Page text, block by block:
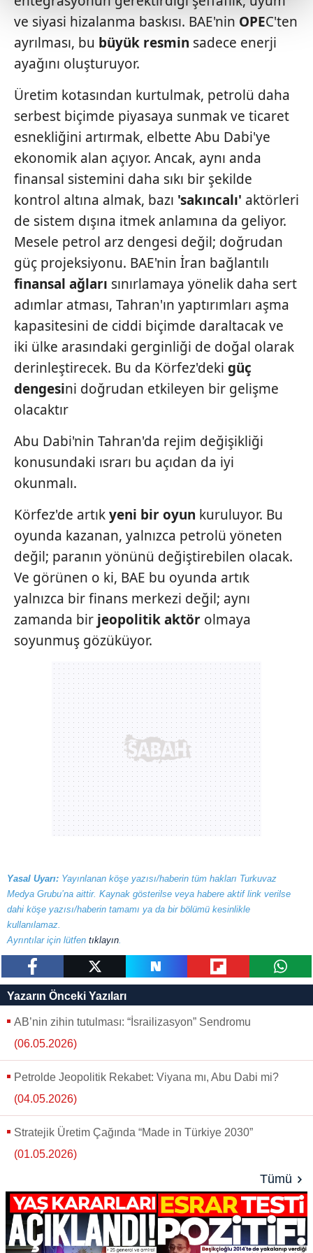
Her halükârda, kullanıcılar, bu çerezlere izin vermedikleri
takdirde, kullanıcılara hedefli reklamlar
gösterilmeyecektir."
Sizlere daha iyi bir hizmet sunabilmek için İnternet
Sitemizde kendimize ve üçüncü kişilere ait çerezler
kullanılmaktadır. Bu çerezler vasıtasıyla çeşitli kişisel
verileriniz işlenmekte olup gerekli olan çerezler bilgi
toplumu hizmetlerinin sunulması amacıyla
kullanılmaktadır. Diğer çerezler, sitemizin daha işlevsel
kılınması ve kişiselleştirilmesi ve sizlere yönelik
reklam/pazarlama faaliyetlerinin yapılması, amaçlarıyla
sınırlı olarak açık rızanız dahilinde kullanılacaktır.
Çerezlere ilişkin tercihlerinizi aşağıda yer alan panel
vasıtasıyla belirleyebilirsiniz. Çerezlere ilişkin detaylı bilgi
için Ayarlar butonuna tıklayabilir,Çerez Bilgilendirme
Metnimizi
ziyaret edebilirsiniz.
6698 sayılı Kişisel Verilerin Korunması Kanunu uyarınca
hazırlanmış Aydınlatma Metnimizi okumak ve sitemizde
ilgili mevzuata uygun olarak kullanılan çerezlerle ilgili bilgi
almak için lütfen
ve siyasi hizalanma baskısı. BAE'nin OPEC'ten
ayrılması, bu büyük resmin sadece enerji
ayağını oluşturuyor.
Üretim kotasından kurtulmak, petrolü daha
serbest biçimde piyasaya sunmak ve ticaret
esnekliğini artırmak, elbette Abu Dabi'ye
ekonomik alan açıyor. Ancak, aynı anda
finansal sistemini daha sıkı bir şekilde
kontrol altına almak, bazı 'sakıncalı' aktörleri
de sistem dışına itmek anlamına da geliyor.
Mesele petrol arz dengesi değil; doğrudan
güç projeksiyonu. BAE'nin İran bağlantılı
finansal ağları sınırlamaya yönelik daha sert
adımlar atması, Tahran'ın yaptırımları aşma
kapasitesini de ciddi biçimde daraltacak ve
iki ülke arasındaki gerginliği de doğal olarak
derinleştirecek. Bu da Körfez'deki güç
dengesini doğrudan etkileyen bir gelişme
olacaktır
Abu Dabi'nin Tahran'da rejim değişikliği
konusundaki ısrarı bu açıdan da iyi
okunmalı.
Körfez'de artıkyeni bir oyun kuruluyor. Bu
oyunda kazanan, yalnızca petrolü yöneten
değil; paranın yönünü değiştirebilen olacak.
Ve görünen o ki, BAE bu oyunda artık
yalnızca bir finans merkezi değil; aynı
zamanda bir jeopolitik aktör olmaya
soyunmuş gözüküyor.
Yasal Uyarı: Yayınlanan köşe yazısı/haberin tüm hakları Turkuvaz
Medya Grubu’na aittir. Kaynak gösterilse veya habere aktif link verilse
dahi köşe yazısı/haberin tamamı ya da bir bölümü kesinlikle
kullanılamaz.
Ayrıntılar için lütfen tıklayın.
Yazarın Önceki Yazıları
AB’nin zihin tutulması: “İsrailizasyon” Sendromu
(06.05.2026)
Petrolde Jeopolitik Rekabet: Viyana mı, Abu Dabi mi?
(04.05.2026)
Stratejik Üretim Çağında “Made in Türkiye 2030”
(01.05.2026)
Tümü